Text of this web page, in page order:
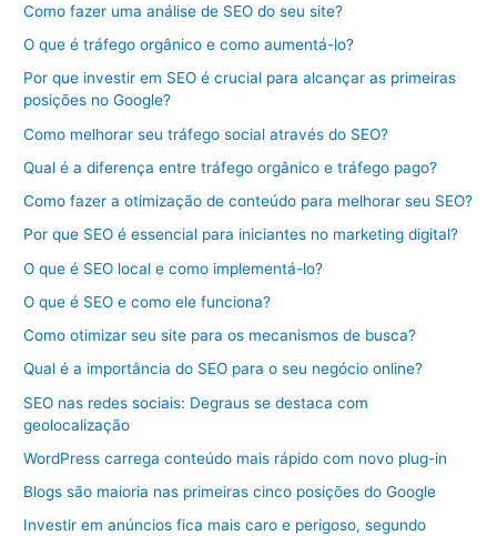
Como fazer uma análise de SEO do seu site?
O que é tráfego orgânico e como aumentá-lo?
Por que investir em SEO é crucial para alcançar as primeiras
posições no Google?
Como melhorar seu tráfego social através do SEO?
Qual é a diferença entre tráfego orgânico e tráfego pago?
Como fazer a otimização de conteúdo para melhorar seu SEO?
Por que SEO é essencial para iniciantes no marketing digital?
O que é SEO local e como implementá-lo?
O que é SEO e como ele funciona?
Como otimizar seu site para os mecanismos de busca?
Qual é a importância do SEO para o seu negócio online?
SEO nas redes sociais: Degraus se destaca com
geolocalização
WordPress carrega conteúdo mais rápido com novo plug-in
Blogs são maioria nas primeiras cinco posições do Google
Investir em anúncios fica mais caro e perigoso, segundo